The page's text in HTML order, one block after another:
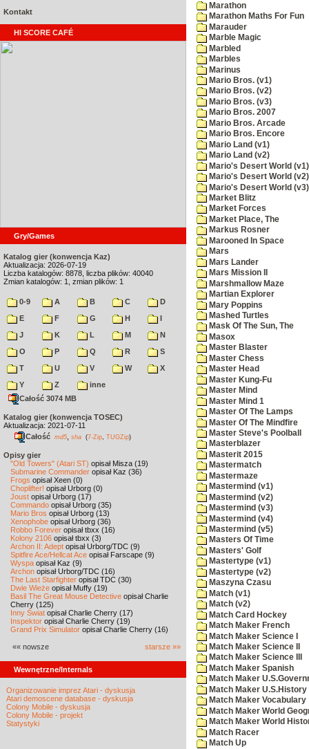
Kontakt
HI SCORE CAFÉ
Gry/Games
Katalog gier (konwencja Kaz)
Aktualizacja: 2026-07-19
Liczba katalogów: 8878, liczba plików: 40040
Zmian katalogów: 1, zmian plików: 1
0-9 A B C
D
E
F G H
I
J
K L M
N
O
P Q R
S
T
U V W
X
Y
Z
inne
Całość 3074 MB
Katalog gier (konwencja TOSEC)
Aktualizacja: 2021-07-11
Całość md5 sha (7-Zip TUGZip)
Opisy gier
"Old Towers" (Atari ST) opisał Misza (19)
Submarine Commander opisał Kaz (36)
Frogs opisał Xeen (0)
Choplifter! opisał Urborg (0)
Joust opisał Urborg (17)
Commando opisał Urborg (35)
Mario Bros opisał Urborg (13)
Xenophobe opisał Urborg (36)
Robbo Forever opisał tbxx (16)
Kolony 2106 opisał tbxx (3)
Archon II: Adept opisał Urborg/TDC (9)
Spitfire Ace/Hellcat Ace opisał Farscape (9)
Wyspa opisał Kaz (9)
Archon opisał Urborg/TDC (16)
The Last Starfighter opisał TDC (30)
Dwie Wieże opisał Muffy (19)
Basil The Great Mouse Detective opisał Charlie
Cherry (125)
Inny Świat opisał Charlie Cherry (17)
Inspektor opisał Charlie Cherry (19)
Grand Prix Simulator opisał Charlie Cherry (16)
«« nowsze starsze »»
Wewnętrzne/Internals
Organizowanie imprez Atari - dyskusja
Atari demoscene database - dyskusja
Colony Mobile - dyskusja
Colony Mobile - projekt
Statystyki
Marathon
Marathon Maths For Fun
Marauder
Marble Magic
Marbled
Marbles
Marinus
Mario Bros. (v1)
Mario Bros. (v2)
Mario Bros. (v3)
Mario Bros. 2007
Mario Bros. Arcade
Mario Bros. Encore
Mario Land (v1)
Mario Land (v2)
Mario's Desert World (v1)
Mario's Desert World (v2)
Mario's Desert World (v3)
Market Blitz
Market Forces
Market Place, The
Markus Rosner
Marooned In Space
Mars
Mars Lander
Mars Mission II
Marshmallow Maze
Martian Explorer
Mary Poppins
Mashed Turtles
Mask Of The Sun, The
Masox
Master Blaster
Master Chess
Master Head
Master Kung-Fu
Master Mind
Master Mind 1
Master Of The Lamps
Master Of The Mindfire
Master Steve's Poolball
Masterblazer
Masterit 2015
Mastermatch
Mastermaze
Mastermind (v1)
Mastermind (v2)
Mastermind (v3)
Mastermind (v4)
Mastermind (v5)
Masters Of Time
Masters' Golf
Mastertype (v1)
Mastertype (v2)
Maszyna Czasu
Match (v1)
Match (v2)
Match Card Hockey
Match Maker French
Match Maker Science I
Match Maker Science II
Match Maker Science III
Match Maker Spanish
Match Maker
Match Maker U.S.History
Match Maker Vocabulary
Match Maker World
Match Maker World
Match Racer
Match Up